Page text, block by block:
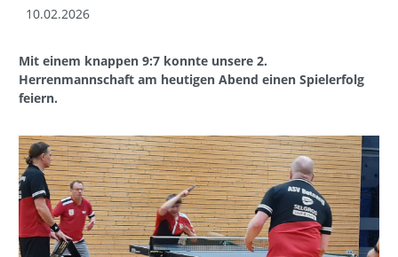
10.02.2026
Mit einem knappen 9:7 konnte unsere 2.
Herrenmannschaft am heutigen Abend einen Spielerfolg
feiern.